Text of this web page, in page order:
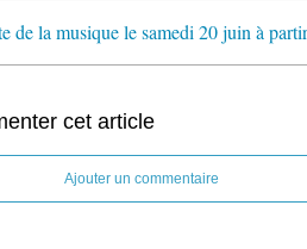
cet article
Ajouter un commentaire